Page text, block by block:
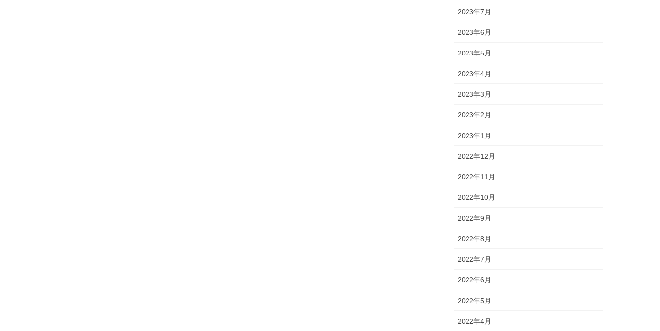
2023年7月
2023年6月
2023年5月
2023年4月
2023年3月
2023年2月
2023年1月
2022年12月
2022年11月
2022年10月
2022年9月
2022年8月
2022年7月
2022年6月
2022年5月
2022年4月